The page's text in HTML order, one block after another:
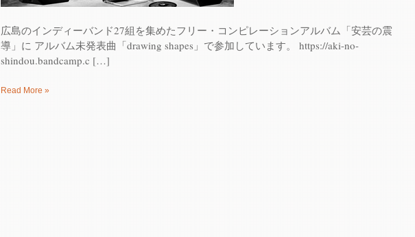
広島のインディーバンド27組を集めたフリー・コンピレーションアルバム「安芸の震
導」に アルバム未発表曲「drawing shapes」で参加しています。 https://aki-no-
shindou.bandcamp.c […]
Read More »